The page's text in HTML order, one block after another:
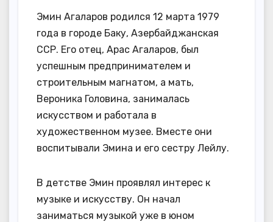
Эмин Агаларов родился 12 марта 1979
года в городе Баку, Азербайджанская
ССР. Его отец, Арас Агаларов, был
успешным предпринимателем и
строительным магнатом, а мать,
Вероника Головина, занималась
искусством и работала в
художественном музее. Вместе они
воспитывали Эмина и его сестру Лейлу.
В детстве Эмин проявлял интерес к
музыке и искусству. Он начал
заниматься музыкой уже в юном